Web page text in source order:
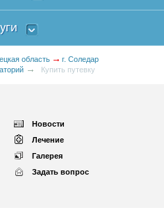
область
г. Соледар
Купить путевку
Новости
Лечение
Галерея
Задать вопрос